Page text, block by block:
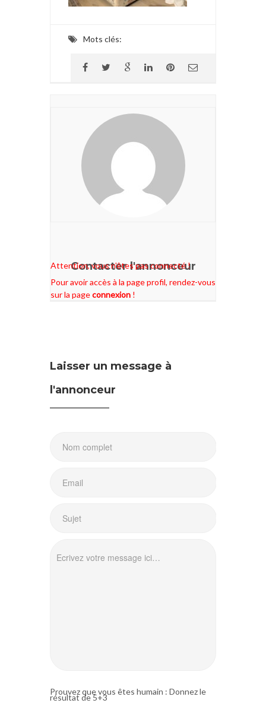
Mots clés:
Contacter l'annonceur
Attention, vous n'êtes pas connecté !
Pour avoir accès à la page profil, rendez-vous
sur la pageconnexion !
Laisser un message à
l'annonceur
Prouvez que vous êtes humain : Donnez le
résultat de 5+3